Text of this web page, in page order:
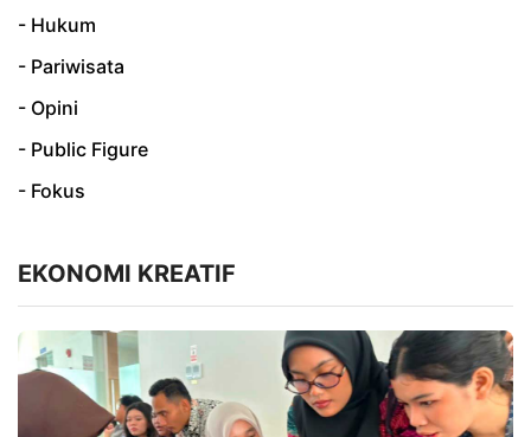
- Hukum
- Pariwisata
- Opini
- Public Figure
- Fokus
EKONOMI KREATIF